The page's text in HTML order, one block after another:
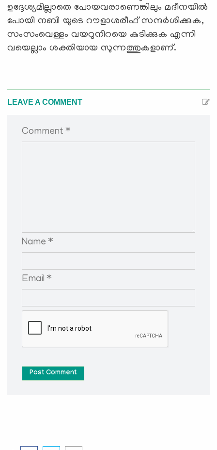
ഉദ്ദേശ്യമില്ലാതെ പോയവരാണെങ്കിലും മദീനയില്‍
പോയി നബി യുടെ റൗളാശരീഫ് സന്ദര്‍ശിക്കുക,
സംസംവെള്ളം വയറുനിറയെ കുടിക്കുക എന്നി
വയെല്ലാം ശക്തിയായ സുന്നത്തുകളാണ്.
LEAVE A COMMENT
Comment *
Name *
Email *
Post Comment